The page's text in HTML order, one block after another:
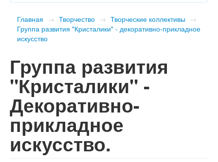
Главная → Творчество → Творческие коллективы →
Группа развития "Кристалики" - декоративно-прикладное
искусство
Группа развития
"Кристалики" -
Декоративно-
прикладное
искусство.